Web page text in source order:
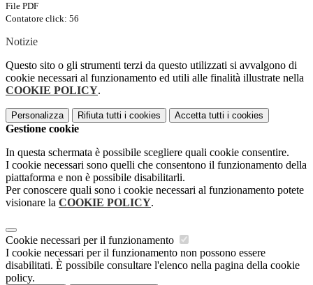
File PDF
Contatore click: 56
Notizie
Questo sito o gli strumenti terzi da questo utilizzati si avvalgono di
cookie necessari al funzionamento ed utili alle finalità illustrate nella
COOKIE POLICY.
Personalizza Rifiuta tutti i cookies Accetta tutti i cookies
Gestione cookie
In questa schermata è possibile scegliere quali cookie consentire.
I cookie necessari sono quelli che consentono il funzionamento della
piattaforma e non è possibile disabilitarli.
Per conoscere quali sono i cookie necessari al funzionamento potete
visionare la COOKIE POLICY.
Cookie necessari per il funzionamento
I cookie necessari per il funzionamento non possono essere
disabilitati. È possibile consultare l'elenco nella pagina della cookie
policy.